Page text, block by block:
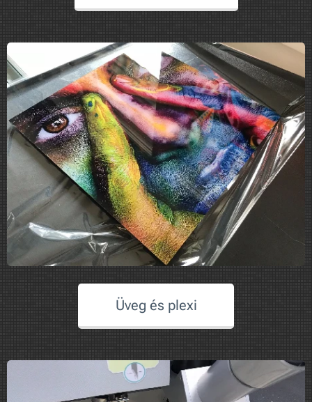
Üveg és plexi